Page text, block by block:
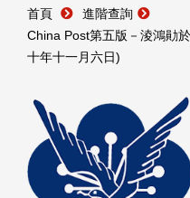
資料調閱申請
首頁
進階查詢
China Post第五版－淩鴻勛
十年十一月六日)